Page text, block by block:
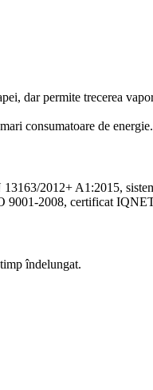
dar permite trecerea
consumatoare de energie.
2012+ A1:2015,
9001-2008, certificat
îndelungat.